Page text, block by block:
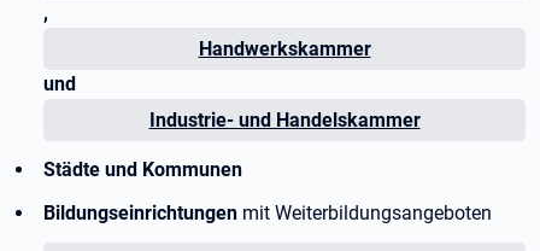
,
Handwerkskammer
und
Industrie- und Handelskammer
Städte und Kommunen
Bildungseinrichtungen mit Weiterbildungsangeboten